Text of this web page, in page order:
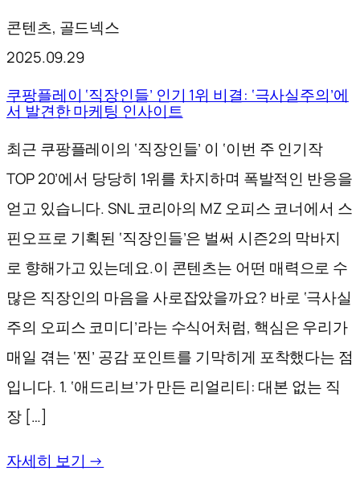
콘텐츠, 골드넥스
2025.09.29
쿠팡플레이 ‘직장인들’ 인기 1위 비결: ‘극사실주의’에
서 발견한 마케팅 인사이트
최근 쿠팡플레이의 ‘직장인들’ 이 ‘이번 주 인기작
TOP 20’에서 당당히 1위를 차지하며 폭발적인 반응을
얻고 있습니다. SNL 코리아의 MZ 오피스 코너에서 스
핀오프로 기획된 ‘직장인들’은 벌써 시즌2의 막바지
로 향해가고 있는데요.이 콘텐츠는 어떤 매력으로 수
많은 직장인의 마음을 사로잡았을까요? 바로 ‘극사실
주의 오피스 코미디’라는 수식어처럼, 핵심은 우리가
매일 겪는 ‘찐’ 공감 포인트를 기막히게 포착했다는 점
입니다. 1. ‘애드리브’가 만든 리얼리티: 대본 없는 직
장 […]
자세히 보기 →